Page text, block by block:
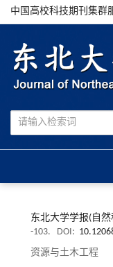
中国高校科技期刊集群
东北大学学报(自然
-103.
DOI:
资源与土木工程